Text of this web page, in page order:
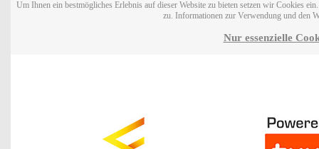
Um Ihnen ein bestmögliches Erlebnis auf dieser Website zu bieten setzen wir Cookies
zu. Informationen zur Verwendung und den
Nur essenzielle